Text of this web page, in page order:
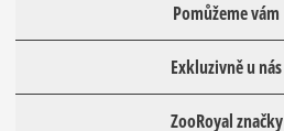
Pomůžeme vám
Exkluzivně u nás
ZooRoyal značky